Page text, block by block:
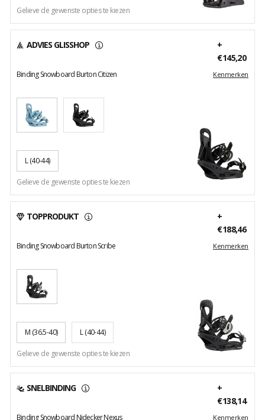
Gelieve de gewenste opties te kiezen
ADVIES GLISSHOP
+
€145,20
Binding Snowboard Burton Citizen Kenmerken
L(40-44)
Gelieve de gewenste opties te kiezen
TOPPRODUKT
+
€188,46
Binding Snowboard Burton Scribe Kenmerken
M (36.5-40) L(40-44)
Gelieve de gewenste opties te kiezen
SNELBINDING
+
€138,14
Binding Snowboard Nidecker Nexus Kenmerken